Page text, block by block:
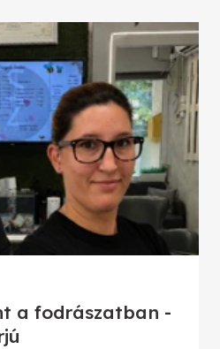
a fodrászatban -